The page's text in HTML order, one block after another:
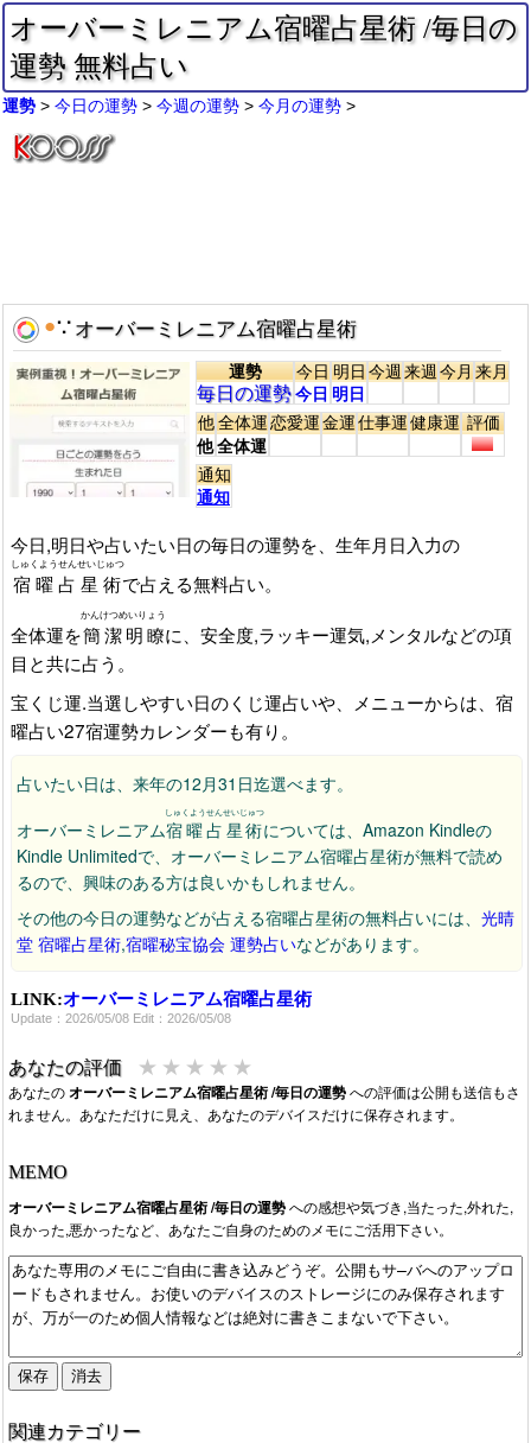
オーバーミレニアム宿曜占星術 /毎日の
運勢 無料占い
運勢 今日の運勢 今週の運勢 今月の運勢
●∵ オーバーミレニアム宿曜占星術
運勢
毎日の運勢
今日
今日
明日
明日
今週来週今月来月
他
他
全体運
全体運
恋愛運金運仕事運健康運 評価
通知
通知
今日,明日や占いたい日の毎日の運勢を、生年月日入力の
宿曜占星術
しゅくようせんせいじゅつ
で占える無料占い。
全体運を簡潔明瞭
かんけつめいりょう
に、安全度,ラッキー運気,メンタルなどの項
目と共に占う。
宝くじ運.当選しやすい日のくじ運占いや、メニューからは、宿
曜占い27宿運勢カレンダーも有り。
占いたい日は、来年の12月31日迄選べます。
オーバーミレニアム宿曜占星術
しゅくようせんせいじゅつ
については、Amazon Kindleの
Kindle Unlimitedで、オーバーミレニアム宿曜占星術が無料で読め
るので、興味のある方は良いかもしれません。
その他の今日の運勢などが占える宿曜占星術の無料占いには、 光晴
堂 宿曜占星術,宿曜秘宝協会 運勢占いなどがあります。
LINK:オーバーミレニアム宿曜占星術
Update：2026/05/08 Edit：2026/05/08
あなたの評価 ★ ★ ★ ★ ★
あなたのオーバーミレニアム宿曜占星術 /毎日の運勢への評価は公開も送信もさ
れません。あなただけに見え、あなたのデバイスだけに保存されます。
MEMO
オーバーミレニアム宿曜占星術 /毎日の運勢への感想や気づき,当たった,外れた,
良かった,悪かったなど、あなたご自身のためのメモにご活用下さい。
関連カテゴリー